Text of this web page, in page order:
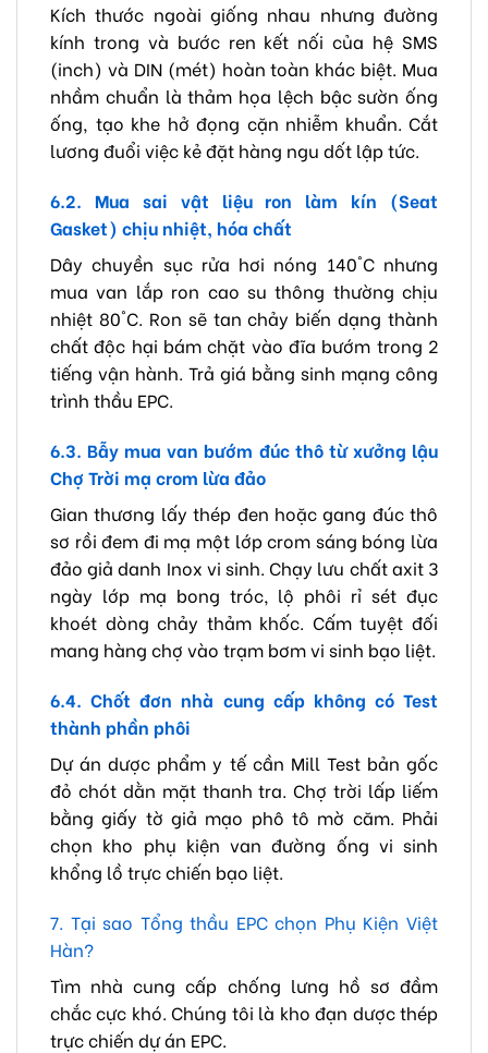
Kích thước ngoài giống nhau nhưng đường
kính trong và bước ren kết nối của hệ SMS
(inch) và DIN (mét) hoàn toàn khác biệt. Mua
nhầm chuẩn là thảm họa lệch bậc sườn ống
ống, tạo khe hở đọng cặn nhiễm khuẩn. Cắt
lương đuổi việc kẻ đặt hàng ngu dốt lập tức.
6.2. Mua sai vật liệu ron làm kín (Seat
Gasket) chịu nhiệt, hóa chất
Dây chuyền sục rửa hơi nóng 140°C nhưng
mua van lắp ron cao su thông thường chịu
nhiệt 80°C. Ron sẽ tan chảy biến dạng thành
chất độc hại bám chặt vào đĩa bướm trong 2
tiếng vận hành. Trả giá bằng sinh mạng công
trình thầu EPC.
6.3. Bẫy mua van bướm đúc thô từ xưởng lậu
Chợ Trời mạ crom lừa đảo
Gian thương lấy thép đen hoặc gang đúc thô
sơ rồi đem đi mạ một lớp crom sáng bóng lừa
đảo giả danh Inox vi sinh. Chạy lưu chất axit 3
ngày lớp mạ bong tróc, lộ phôi rỉ sét đục
khoét dòng chảy thảm khốc. Cấm tuyệt đối
mang hàng chợ vào trạm bơm vi sinh bạo liệt.
6.4. Chốt đơn nhà cung cấp không có Test
thành phần phôi
Dự án dược phẩm y tế cần Mill Test bản gốc
đỏ chót dằn mặt thanh tra. Chợ trời lấp liếm
bằng giấy tờ giả mạo phô tô mờ căm. Phải
chọn kho phụ kiện van đường ống vi sinh
khổng lồ trực chiến bạo liệt.
7. Tại sao Tổng thầu EPC chọn Phụ Kiện Việt
Hàn?
Tìm nhà cung cấp chống lưng hồ sơ đầm
chắc cực khó. Chúng tôi là kho đạn dược thép
trực chiến dự án EPC.